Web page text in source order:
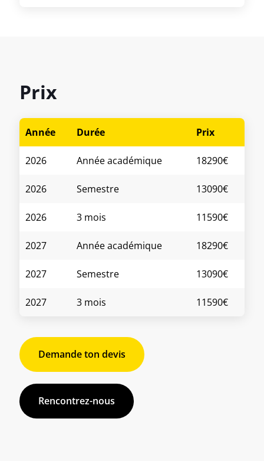
Prix
Année Durée Prix
2026 Année académique 18290€
2026 Semestre 13090€
2026 3 mois 11590€
2027 Année académique 18290€
2027 Semestre 13090€
2027 3 mois 11590€
Demande ton devis
Rencontrez-nous